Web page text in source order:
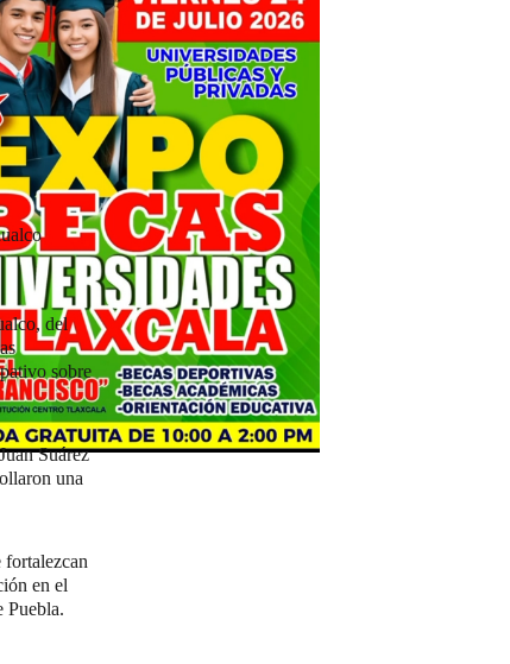
del
sobre
Suárez
una
fortalezcan
en el
Puebla.